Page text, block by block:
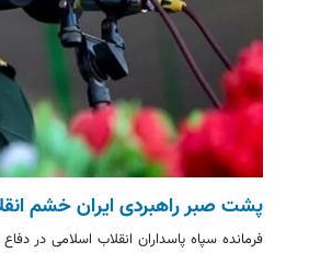
پشت صبر راهبردی ایران خشم
فرمانده سپاه پاسداران انقلاب اسلامی